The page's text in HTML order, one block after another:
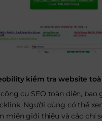
kiểm tra website
cụ SEO toàn diện, bao
Người dùng có thể
miền giới thiệu và các chỉ